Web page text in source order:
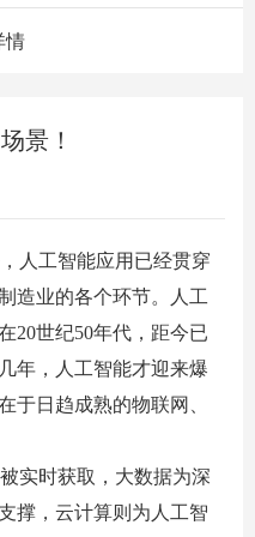
情
景！
人工智能应用已经贯穿
造业的各个环节。人工
20世纪50年代，距今已
年，人工智能才迎来爆
于日趋成熟的物联网、
实时获取，大数据为深
撑，云计算则为人工智